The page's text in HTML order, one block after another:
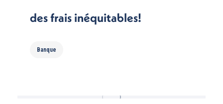
des frais inéquitables!
Banque